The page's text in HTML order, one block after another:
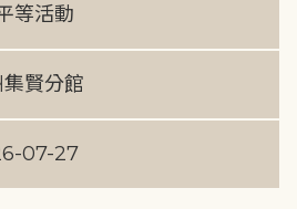
等活動
集賢分館
07-27